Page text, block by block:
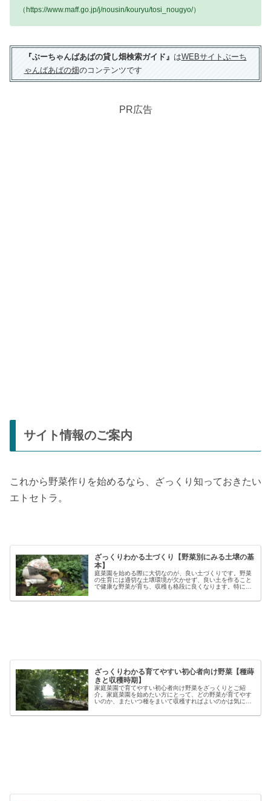
（https://www.maff.go.jp/j/nousin/kouryu/tosi_nougyo/）
『ぶーちゃんばあばの貸し畑検索ガイド』 はWEBサイトぶーち
ゃんばあばの畑のコンテンツです
PR広告
サイト情報のご案内
これから野菜作りを始めるなら、ざっくり知っておきたい
エトセトラ。
ざっくりわかる土づくり【野菜別にみる土壌の基
本】
庭菜園を始める際に大切なのが、良い土づくりです。野菜
の生育には適切な土壌環境が欠かせず、良い土を作ること
で健康な野菜が育ち、収穫も格段に良くなります。特に初
家庭菜園で失敗しないコツと言える...
ざっくりわかる育てやすい初心者向け野菜【種蒔
きと収穫時期】
家庭菜園で育てやすい初心者向け野菜をざっくりとご紹
介。家庭菜園を始めたい方にとって、どの野菜が育てやす
いのか、またいつ種をまいて収穫すればよいのかは気にな
類でも「早生」「中生」「晩生」など...